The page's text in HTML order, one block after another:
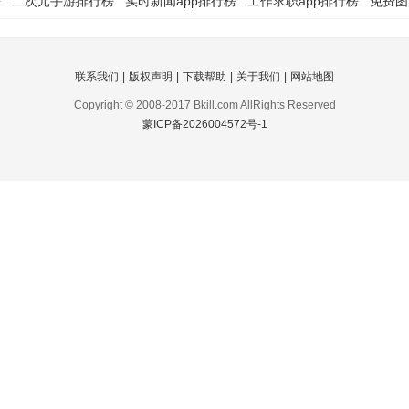
联系我们 版权声明 下载帮助 关于我们 网站地图
Copyright © 2008-2017 Bkill.com AllRights Reserved
蒙ICP备2026004572号-1